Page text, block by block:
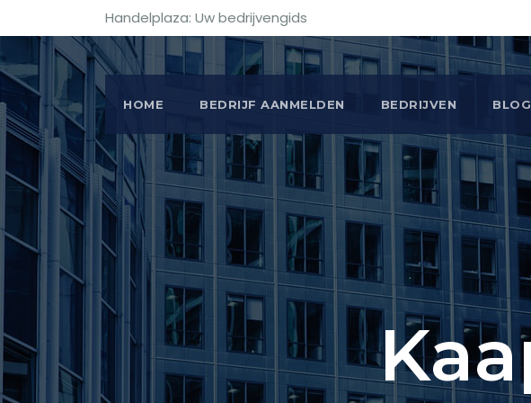
Handelplaza: Uw bedrijvengids
HOME BEDRIJF AANMELDEN BEDRIJVEN BLOG